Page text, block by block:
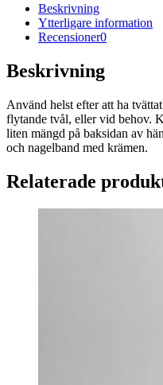
Beskrivning
Ytterligare information
Recensioner0
Beskrivning
Använd helst efter att ha
flytande tvål, eller vid behov.
liten mängd på baksidan av
och nagelband med krämen.
Relaterade